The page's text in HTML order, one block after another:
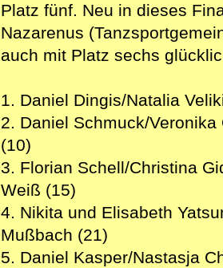
Platz fünf. Neu in dieses
Nazarenus
auch mit Platz sechs
1. Daniel Dingis/Natalia
2. Daniel Schmuck/
(10)
3. Florian Schell/Christina
Weiß (15)
4. Nikita und Elisabeth
Mußbach (21)
5. Daniel Kasper/Nastasja